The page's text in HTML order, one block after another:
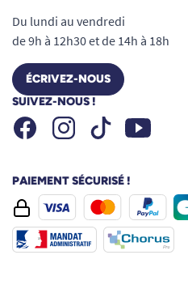
Du lundi au vendredi
de 9h à 12h30 et de 14h à 18h
ÉCRIVEZ-NOUS
SUIVEZ-NOUS !
FacebookInstagramTiktok Youtube
PAIEMENT SÉCURISÉ !